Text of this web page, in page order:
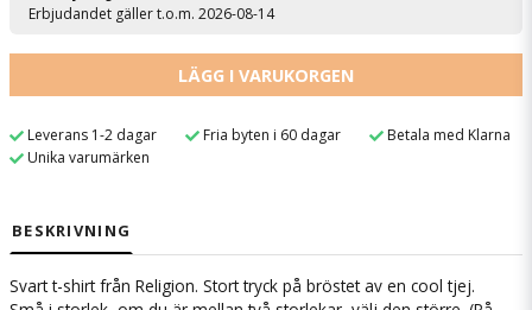
Erbjudandet gäller t.o.m. 2026-08-14
LÄGG I VARUKORGEN
Leverans 1-2 dagar Fria byten i 60 dagar
Betala med Klarna
Unika varumärken
BESKRIVNING
Svart t-shirt från Religion. Stort tryck på bröstet av en cool tjej.